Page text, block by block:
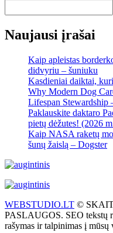
Naujausi įrašai
Kaip apleistas
didvyriu – šuniuku
Kasdieniai daiktai,
Why Modern Dog
Lifespan
Paklauskite daktaro
pietų dėžutes! (2026
Kaip NASA raketų
šunų žaislą – Dogster
WEBSTUDIO.LT ©
PASLAUGOS. SEO tekstų
rašymas ir talpinimas į mūsų